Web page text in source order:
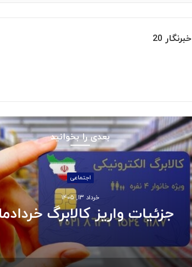
خبرنگار 20
بعدی را بخوانید
اجتماعی
خرداد ۱۳, ۱۴۰۵
جزئیات واریز کالابرگ